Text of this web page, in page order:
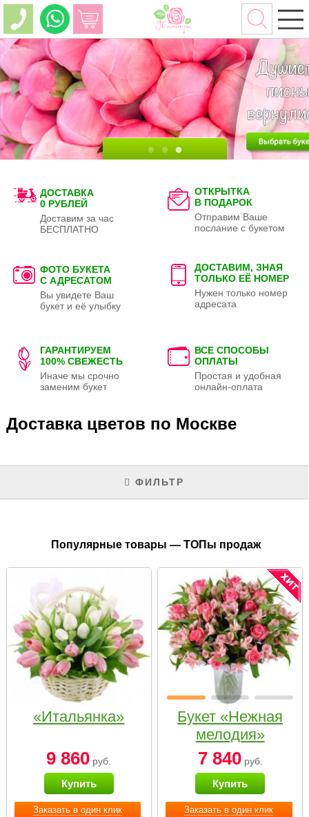
ДОСТАВКА
0 РУБЛЕЙ
Доставим за час
БЕСПЛАТНО
ОТКРЫТКА
В ПОДАРОК
Отправим Ваше
послание с букетом
ФОТО БУКЕТА
С АДРЕСАТОМ
Вы увидете Ваш
букет и её улыбку
ДОСТАВИМ, ЗНАЯ
ТОЛЬКО ЕЁ НОМЕР
Нужен только номер
адресата
ГАРАНТИРУЕМ
100% СВЕЖЕСТЬ
Иначе мы срочно
заменим букет
ВСЕ СПОСОБЫ
ОПЛАТЫ
Простая и удобная
онлайн-оплата
Доставка цветов по Москве
ФИЛЬТР
Популярные товары — ТОПы продаж
Заказать в один клик
«Итальянка»
9 860 руб.
Купить
Заказать в один клик
Букет «Нежная
мелодия»
7 840руб.
Купить